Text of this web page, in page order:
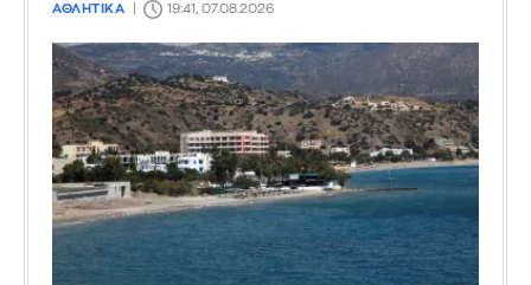
ΑΘΛΗΤΙΚΑ 19:41, 07.08.2026